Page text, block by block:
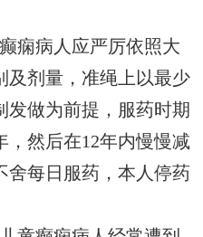
痫病人应严厉依照大
及剂量，准绳上以最少
发做为前提，服药时期
，然后在12年内慢慢减
舍每日服药，本人停药